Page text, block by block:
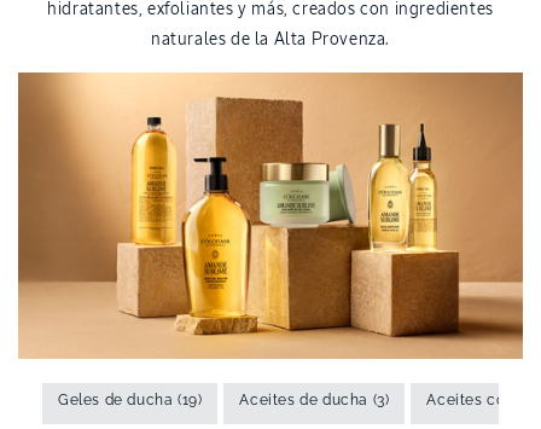
hidratantes, exfoliantes y más, creados con ingredientes
naturales de la Alta Provenza.
Geles de ducha (19) Aceites de ducha (3) Aceites